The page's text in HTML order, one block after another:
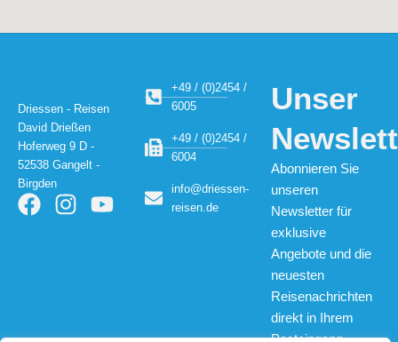
Driessen - Reisen
David Drießen
Hoferweg 9 D -
52538 Gangelt -
Birgden
F
I
Y
+49 / (0)2454 /
6005
+49 / (0)2454 /
6004
info@driessen-
reisen.de
Unser
Abonnieren Sie
unseren
Newsletter für
exklusive
Angebote und die
neuesten
Reisenachrichten
direkt in Ihrem